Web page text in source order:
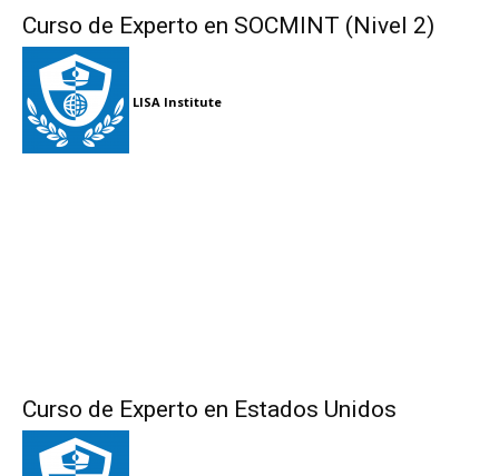
Curso de Experto en SOCMINT (Nivel 2)
LISA Institute
Curso de Experto en Estados Unidos